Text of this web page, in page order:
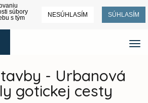
súbory
s tým
NESÚHLASÍM SÚHLASÍM
- Urbanová
gotickej cesty